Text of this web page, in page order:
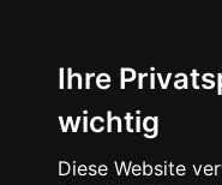
Ihre
wichtig
Diese Website